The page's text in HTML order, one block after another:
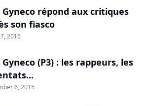
Gyneco répond aux critiques
son fiasco
2016
Gyneco (P3) : les rappeurs, les
6, 2015